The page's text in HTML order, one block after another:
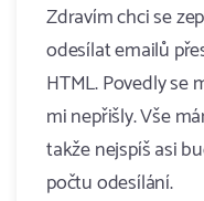
Zdravím chci se
odesílat emailů
HTML. Povedly se
mi nepřišly. Vše
takže nejspíš asi
počtu odesílání.